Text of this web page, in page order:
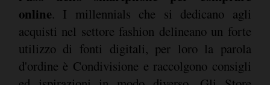
online. I millennials che si dedicano agli
acquisti nel settore fashion delineano un forte
utilizzo di fonti digitali, per loro la parola
d'ordine è Condivisione e raccolgono consigli